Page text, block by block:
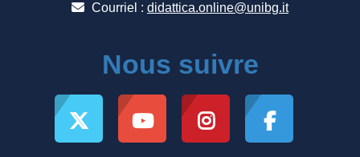
Courriel : didattica.online@unibg.it
Nous suivre